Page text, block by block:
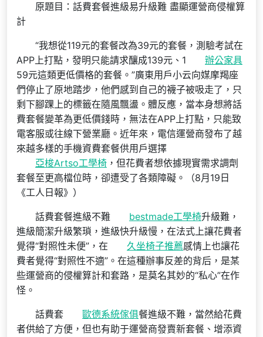
原題目：話費套餐進級易升級難 盡顯運營商侵權算
計
“我想從119元的套餐改為39元的套餐，測驗考試在
APP上打點，發明只能請求釀成139元、1
辦公家具
59元這類更低價格的套餐。”廣東用戶小云向媒摩羯座
們停止了原地踏步，他們感到自己的襪子被吸走了，只
剩下腳踝上的標籤在隨風飄盪。體反應，當本身想將話
費套餐變革為更低價錢時，無法在APP上打點，只能致
電客服或往線下營業廳。近年來，電信運營商發布了越
來越多樣的手機資費套餐供用戶選擇
亞梭Artso工學椅 ，但花費者想依據現實需求調劑
套餐至更高檔位時，卻遭受了各類障礙。（8月19日
《工人日報》）
話費套餐進級不難 bestmade工學椅升級難，
進級簡潔升級繁瑣，進級快升級慢，在法式上讓花費者
覺得“對照性未便”，在
久坐椅子推薦感情上也讓花
費者覺得“對照性不適”。在這種辦事反差的背后，是某
些運營商的侵權算計和套路，是莫名其妙的“私心”在作
怪。
話費套 歐德系統傢俱餐進級不難，當然給花費
者供給了方便，但也有助于運營商發賣新套餐、增添資